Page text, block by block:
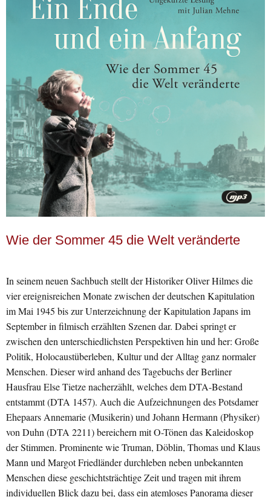
Wie der Sommer 45 die Welt veränderte
In seinem neuen Sachbuch stellt der Historiker Oliver Hilmes die
vier ereignisreichen Monate zwischen der deutschen Kapitulation
im Mai 1945 bis zur Unterzeichnung der Kapitulation Japans im
September in filmisch erzählten Szenen dar. Dabei springt er
zwischen den unterschiedlichsten Perspektiven hin und her: Große
Politik, Holocaustüberleben, Kultur und der Alltag ganz normaler
Menschen. Dieser wird anhand des Tagebuchs der Berliner
Hausfrau Else Tietze nacherzählt, welches dem DTA-Bestand
entstammt (DTA 1457). Auch die Aufzeichnungen des Potsdamer
Ehepaars Annemarie (Musikerin) und Johann Hermann (Physiker)
von Duhn (DTA 2211) bereichern mit O-Tönen das Kaleidoskop
der Stimmen. Prominente wie Truman, Döblin, Thomas und Klaus
Mann und Margot Friedländer durchleben neben unbekannten
Menschen diese geschichtsträchtige Zeit und tragen mit ihrem
individuellen Blick dazu bei, dass ein atemloses Panorama dieser